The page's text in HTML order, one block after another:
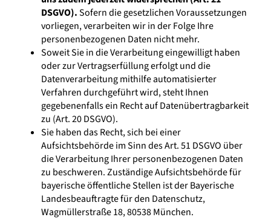
DSGVO).Sofern die gesetzlichen Voraussetzungen
vorliegen, verarbeiten wir in der Folge Ihre
personenbezogenen Daten nicht mehr.
Soweit Sie in die Verarbeitung eingewilligt haben
oder zur Vertragserfüllung erfolgt und die
Datenverarbeitung mithilfe automatisierter
Verfahren durchgeführt wird, steht Ihnen
gegebenenfalls ein Recht auf Datenübertragbarkeit
zu (Art. 20 DSGVO).
Sie haben das Recht, sich bei einer
Aufsichtsbehörde im Sinn des Art. 51 DSGVO über
die Verarbeitung Ihrer personenbezogenen Daten
zu beschweren. Zuständige Aufsichtsbehörde für
bayerische öffentliche Stellen ist der Bayerische
Landesbeauftragte für den Datenschutz,
Wagmüllerstraße 18, 80538 München.